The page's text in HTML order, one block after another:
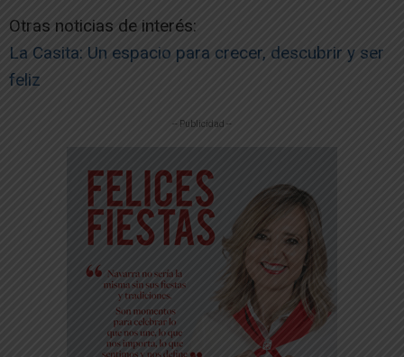
Otras noticias de interés:
La Casita: Un espacio para crecer, descubrir y ser
feliz
-- Publicidad --